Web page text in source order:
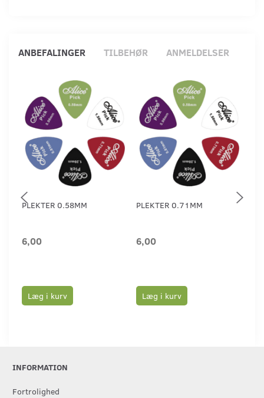
ANBEFALINGER TILBEHØR ANMELDELSER
PLEKTER 0.58MM
6,00
Læg i kurv
PLEKTER 0.71MM
6,00
Læg i kurv
INFORMATION
Fortrolighed